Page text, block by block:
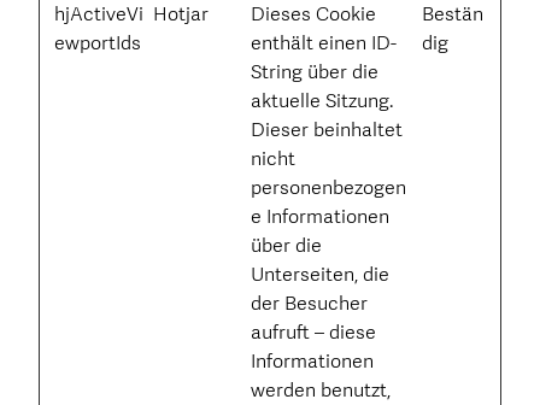
hjActiveVi
ewportIds
Hotjar
Dieses Cookie
enthält einen ID-
String über die
aktuelle Sitzung.
Dieser beinhaltet
nicht
personenbezogen
e Informationen
über die
Unterseiten, die
der Besucher
aufruft – diese
Informationen
werden benutzt,
Bestän
dig